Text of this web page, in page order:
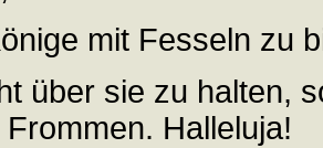
mit Fesseln zu
über sie zu halten,
Halleluja!